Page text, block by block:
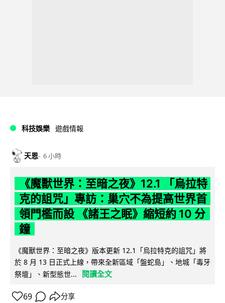
科技娛樂 遊戲情報
天恩 6 小時
《魔獸世界：至暗之夜》12.1 「烏拉特
克的詛咒」專訪：巢穴不為提高世界首
領門檻而設 《諸王之眠》縮短約 10 分
鐘
《魔獸世界：至暗之夜》版本更新 12.1「烏拉特克的詛咒」將
於 8 月 13 日正式上線，帶來全新區域「盤蛇島」、地城「毒牙
祭壇」、新型態世...
閱讀全文
69 分享